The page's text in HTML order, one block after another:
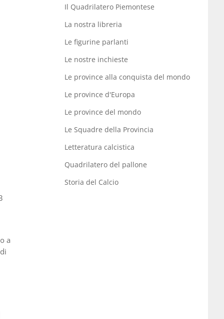
a
Il Quadrilatero Piemontese
La nostra libreria
Le figurine parlanti
Le nostre inchieste
Le province alla conquista del mondo
Le province d'Europa
Le province del mondo
Le Squadre della Provincia
Letteratura calcistica
Quadrilatero del pallone
Storia del Calcio